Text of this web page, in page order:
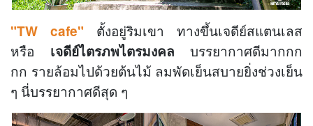
"TW cafe" ตั้งอยู่ริมเขา ทางขึ้นเจดีย์สแตนเลส
หรือ เจดีย์ไตรภพไตรมงคล บรรยากาศดีมากกก
กก รายล้อมไปด้วยต้นไม้ ลมพัดเย็นสบายยิ่งช่วงเย็น
ๆ นี่บรรยากาศดีสุด ๆ